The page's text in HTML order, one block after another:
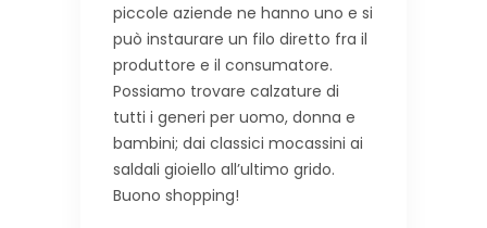
piccole aziende ne hanno uno e si
può instaurare un filo diretto fra il
produttore e il consumatore.
Possiamo trovare calzature di
tutti i generi per uomo, donna e
bambini; dai classici mocassini ai
saldali gioiello all’ultimo grido.
Buono shopping!